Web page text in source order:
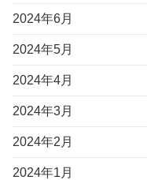
2024年6月
2024年5月
2024年4月
2024年3月
2024年2月
2024年1月